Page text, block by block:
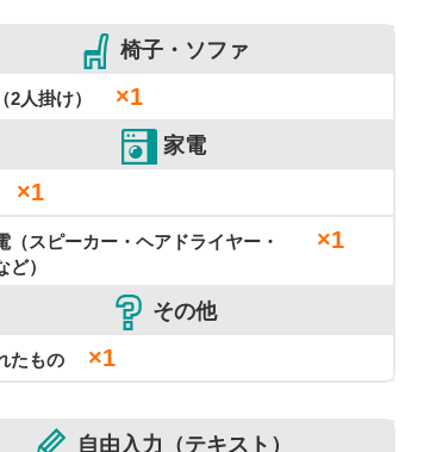
椅子・ソファ
2人掛け） ×1
家電
×1
（スピーカー・ヘアドライヤー・
ど）
×1
その他
たもの ×1
自由入力（テキスト）